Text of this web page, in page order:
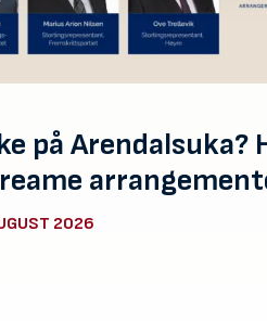
på Arendalsuka?
2026